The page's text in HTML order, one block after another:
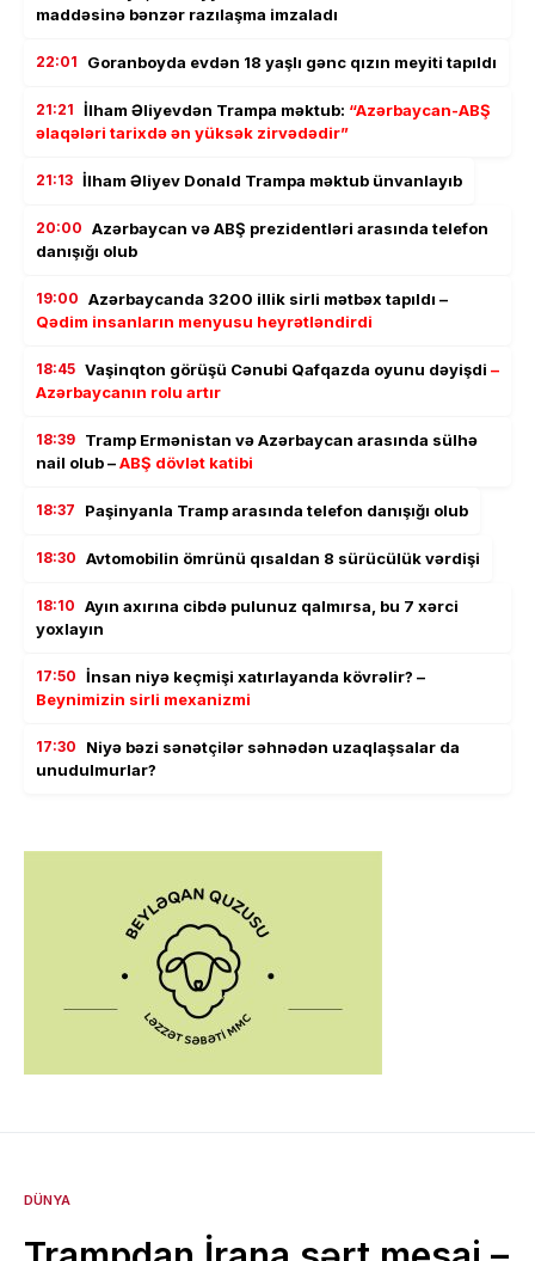
maddəsinə bənzər razılaşma imzaladı
22:01 Goranboyda evdən 18 yaşlı gənc qızın meyiti tapıldı
21:21 İlham Əliyevdən Trampa məktub: “Azərbaycan-ABŞ
əlaqələri tarixdə ən yüksək zirvədədir”
21:13 İlham Əliyev Donald Trampa məktub ünvanlayıb
20:00 Azərbaycan və ABŞ prezidentləri arasında telefon
danışığı olub
19:00 Azərbaycanda 3200 illik sirli mətbəx tapıldı –
Qədim insanların menyusu heyrətləndirdi
18:45 Vaşinqton görüşü Cənubi Qafqazda oyunu dəyişdi –
Azərbaycanın rolu artır
18:39 Tramp Ermənistan və Azərbaycan arasında sülhə
nail olub –ABŞ dövlət katibi
18:37 Paşinyanla Tramp arasında telefon danışığı olub
18:30 Avtomobilin ömrünü qısaldan 8 sürücülük vərdişi
18:10 Ayın axırına cibdə pulunuz qalmırsa, bu 7 xərci
yoxlayın
17:50 İnsan niyə keçmişi xatırlayanda kövrəlir? –
Beynimizin sirli mexanizmi
17:30
Niyə bəzi sənətçilər səhnədən uzaqlaşsalar da
unudulmurlar?
DÜNYA